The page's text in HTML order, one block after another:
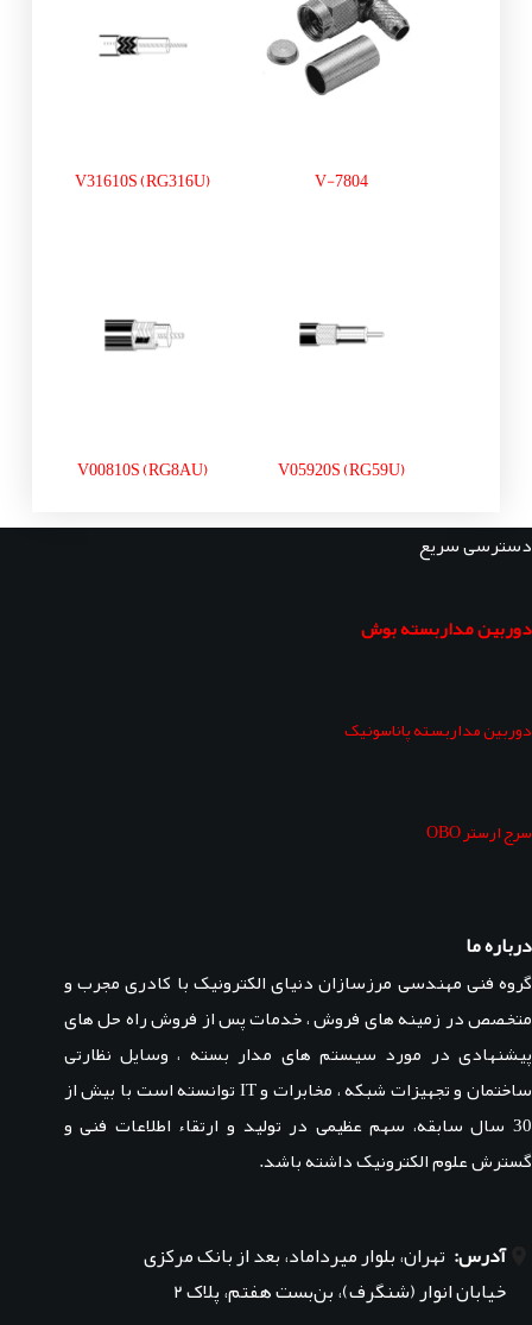
V-7804
V31610S (RG316U)
V05920S (RG59U)
V00810S (RG8AU)
دسترسی سریع
دوربین مداربسته بوش
دوربین مداربسته پاناسونیک
سرج ارستر OBO
درباره ما
گروه فنی مهندسی مرزسازان دنیای الکترونیک با کادری مجرب و
متخصص در زمینه های فروش ، خدمات پس از فروش راه حل های
پیشنهادی در مورد سیستم های مدار بسته ، وسایل نظارتی
ساختمان و تجهیزات شبکه ، مخابرات و IT توانسته است با بیش از
30 سال سابقه، سهم عظیمی در تولید و ارتقاء اطلاعات فنی و
گسترش علوم الکترونیک داشته باشد.
آدرس: تهران، بلوار میرداماد، بعد از بانک مرکزی
خیابان انوار (شنگرف)، بن‌بست هفتم، پلاک ۲